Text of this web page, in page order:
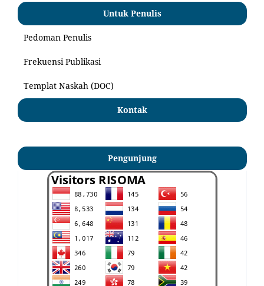
Untuk Penulis
Pedoman Penulis
Frekuensi Publikasi
Templat Naskah (DOC)
Kontak
Pengunjung